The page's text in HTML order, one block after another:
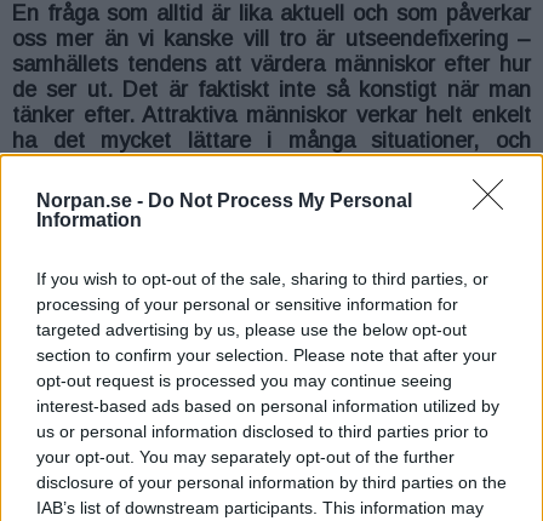
Norpan.se - Do Not Process My Personal
Information
If you wish to opt-out of the sale, sharing to third parties, or
processing of your personal or sensitive information for
targeted advertising by us, please use the below opt-out
section to confirm your selection. Please note that after your
opt-out request is processed you may continue seeing
interest-based ads based on personal information utilized by
us or personal information disclosed to third parties prior to
your opt-out. You may separately opt-out of the further
disclosure of your personal information by third parties on the
IAB’s list of downstream participants. This information may
En fråga som alltid är lika aktuell och som påverkar
oss mer än vi kanske vill tro är utseendefixering –
samhällets tendens att värdera människor efter hur
de ser ut. Det är faktiskt inte så konstigt när man
tänker efter. Attraktiva människor verkar helt enkelt
ha det mycket lättare i många situationer, och
fenomen är.
elever får bättre betyg, inte bara för sina prestationer utan
även för sitt utseende? Särskilt snygga tjejer tycks ofta dras
till toppen av skalan, oavsett om deras arbete alltid är bättre
än andras. Detta är bara ett av många exempel på hur
attraktivitet påverkar hur vi blir behandlade.
Men det slutar inte i skolan. När det gäller arbetslivet har
attraktiva personer ofta större chans att få jobb, högre lön
och till och med uppfattas som mer kompetenta och
intelligenta. Kort sagt: utseendet påverkar våra liv på sätt vi
kanske inte alltid är medvetna om, från utbildning till karriär
och sociala relationer.